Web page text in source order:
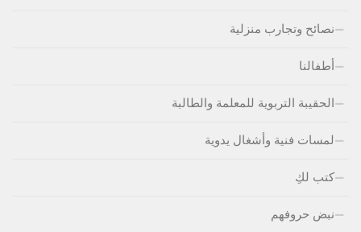
نصائح وتجارب منزلية
أطفالنا
الحقيبة التربوية للمعلمة والطالبة
لمسات فنية وأشغال يدوية
كتب لكِ
نبض حروفهم